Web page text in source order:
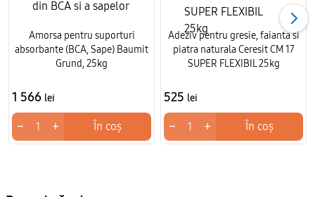
Amorsa pentru suporturi
absorbante (BCA, Sape) Baumit
Grund, 25kg
1 566 lei
− + În coș
Adeziv pentru gresie, faianta si
piatra naturala Ceresit CM 17
SUPER FLEXIBIL 25kg
525 lei
− + În coș